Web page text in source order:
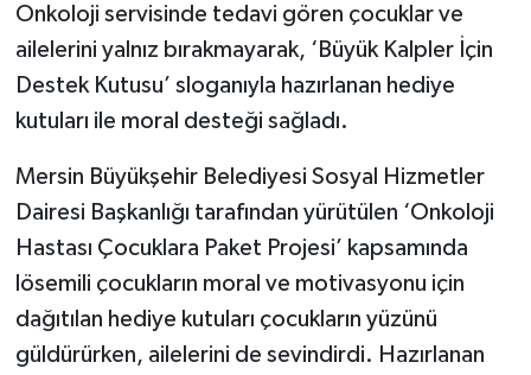
Onkoloji servisinde tedavi gören çocuklar ve
ailelerini yalnız bırakmayarak, ‘Büyük Kalpler İçin
Destek Kutusu’ sloganıyla hazırlanan hediye
kutuları ile moral desteği sağladı.
Mersin Büyükşehir Belediyesi Sosyal Hizmetler
Dairesi Başkanlığı tarafından yürütülen ‘Onkoloji
Hastası Çocuklara Paket Projesi’ kapsamında
lösemili çocukların moral ve motivasyonu için
dağıtılan hediye kutuları çocukların yüzünü
güldürürken, ailelerini de sevindirdi. Hazırlanan